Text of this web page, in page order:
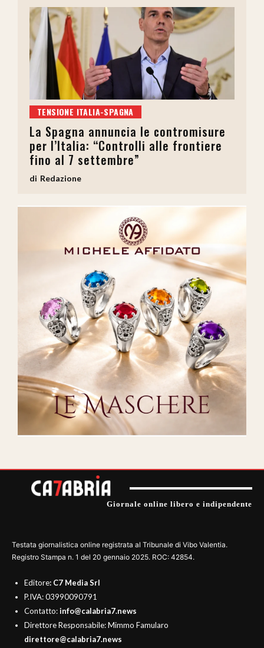
TENSIONE ITALIA-SPAGNA
La Spagna annuncia le contromisure
per l’Italia: “Controlli alle frontiere
fino al 7 settembre”
Redazione
Giornale online libero e indipendente
Testata giornalistica online registrata al Tribunale di Vibo Valentia.
Registro Stampa n. 1 del 20 gennaio 2025. ROC: 42854.
Editore: C7 Media Srl
P.IVA: 03990090791
Contatto:info@calabria7.news
Direttore Responsabile: Mimmo Famularo
direttore@calabria7.news